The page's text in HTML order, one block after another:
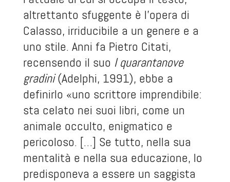
altrettanto sfuggente è l'opera di
Calasso, irriducibile a un genere e a
uno stile. Anni fa Pietro Citati,
recensendo il suo I quarantanove
gradini(Adelphi, 1991), ebbe a
definirlo «uno scrittore imprendibile:
sta celato nei suoi libri, come un
animale occulto, enigmatico e
pericoloso. […] Se tutto, nella sua
mentalità e nella sua educazione, lo
predisponeva a essere un saggista